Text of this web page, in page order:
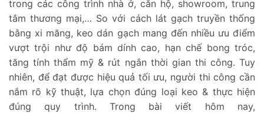
trong các công trình nhà ở, căn hộ, showroom, trung
tâm thương mại,… So với cách lát gạch truyền thống
bằng xi măng, keo dán gạch mang đến nhiều ưu điểm
vượt trội như độ bám dính cao, hạn chế bong tróc,
tăng tính thẩm mỹ & rút ngắn thời gian thi công. Tuy
nhiên, để đạt được hiệu quả tối ưu, người thi công cần
nắm rõ kỹ thuật, lựa chọn đúng loại keo & thực hiện
đúng quy trình. Trong bài viết hôm nay,